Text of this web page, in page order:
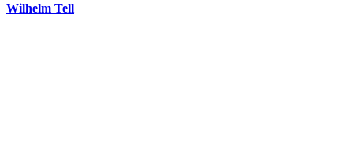
Wilhelm Tell